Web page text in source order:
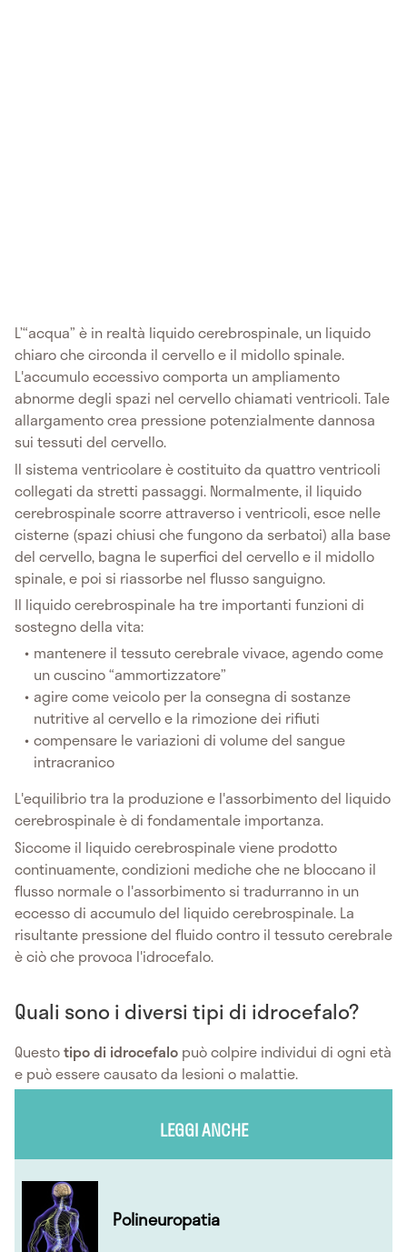
L’“acqua” è in realtà liquido cerebrospinale, un liquido
chiaro che circonda il cervello e il midollo spinale.
L'accumulo eccessivo comporta un ampliamento
abnorme degli spazi nel cervello chiamati ventricoli. Tale
allargamento crea pressione potenzialmente dannosa
sui tessuti del cervello.
Il sistema ventricolare è costituito da quattro ventricoli
collegati da stretti passaggi. Normalmente, il liquido
cerebrospinale scorre attraverso i ventricoli, esce nelle
cisterne (spazi chiusi che fungono da serbatoi) alla base
del cervello, bagna le superfici del cervello e il midollo
spinale, e poi si riassorbe nel flusso sanguigno.
Il liquido cerebrospinale ha tre importanti funzioni di
sostegno della vita:
mantenere il tessuto cerebrale vivace, agendo come
un cuscino “ammortizzatore”
agire come veicolo per la consegna di sostanze
nutritive al cervello e la rimozione dei rifiuti
compensare le variazioni di volume del sangue
intracranico
L'equilibrio tra la produzione e l'assorbimento del liquido
cerebrospinale è di fondamentale importanza.
Siccome il liquido cerebrospinale viene prodotto
continuamente, condizioni mediche che ne bloccano il
flusso normale o l'assorbimento si tradurranno in un
eccesso di accumulo del liquido cerebrospinale. La
risultante pressione del fluido contro il tessuto cerebrale
è ciò che provoca l'idrocefalo.
Quali sono i diversi tipi di idrocefalo?
Questotipo di idrocefalo può colpire individui di ogni età
e può essere causato da lesioni o malattie.
LEGGI ANCHE
Polineuropatia